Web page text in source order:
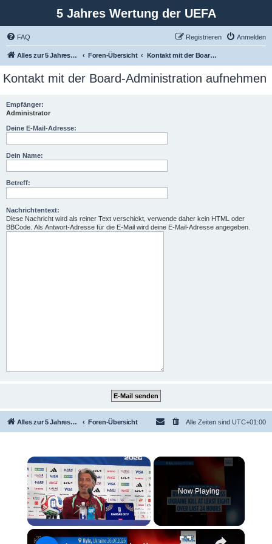
5 Jahres Wertung der UEFA
FAQ Anmelden
Registrieren
Alles zur 5 Jahreswertung / Tabelle der UEFA mit vielen Statistiken. Foren-Übersicht Kontakt mit der Board-Administration aufnehmen
Kontakt mit der Board-Administration aufnehmen
Empfänger:
Administrator
Deine E-Mail-Adresse:
Dein Name:
Betreff:
Nachrichtentext:
Diese Nachricht wird als reiner Text verschickt, verwende daher kein HTML oder
BBCode. Als Antwort-Adresse für die E-Mail wird deine E-Mail-Adresse angegeben.
Alles zur 5 Jahreswertung / Tabelle der UEFA mit vielen Statistiken. Foren-Übersicht Alle Zeiten sind UTC+01:00
×
Now Playing
×